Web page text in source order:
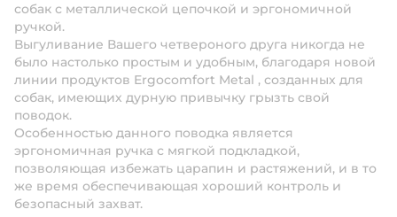
собак с металлической цепочкой и эргономичной
ручкой.
Выгуливание Вашего четвероного друга никогда не
было настолько простым и удобным, благодаря новой
линии продуктов Ergocomfort Metal , созданных для
собак, имеющих дурную привычку грызть свой
поводок.
Особенностью данного поводка является
эргономичная ручка с мягкой подкладкой,
позволяющая избежать царапин и растяжений, и в то
же время обеспечивающая хороший контроль и
безопасный захват.